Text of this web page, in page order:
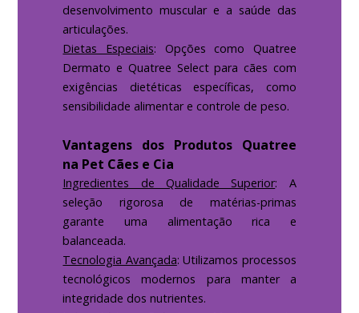
desenvolvimento muscular e a saúde das
articulações.
Dietas Especiais: Opções como Quatree
Dermato e Quatree Select para cães com
exigências dietéticas específicas, como
sensibilidade alimentar e controle de peso.
Vantagens dos Produtos Quatree
na Pet Cães e Cia
Ingredientes de Qualidade Superior: A
seleção rigorosa de matérias-primas
garante uma alimentação rica e
balanceada.
Tecnologia Avançada: Utilizamos processos
tecnológicos modernos para manter a
integridade dos nutrientes.